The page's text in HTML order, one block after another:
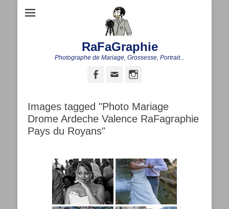
RaFaGraphie
Photographe de Mariage, Grossesse, Portrait...
Facebook
Adresse
Images tagged "Photo Mariage
Drome Ardeche Valence RaFagraphie
Pays du Royans"